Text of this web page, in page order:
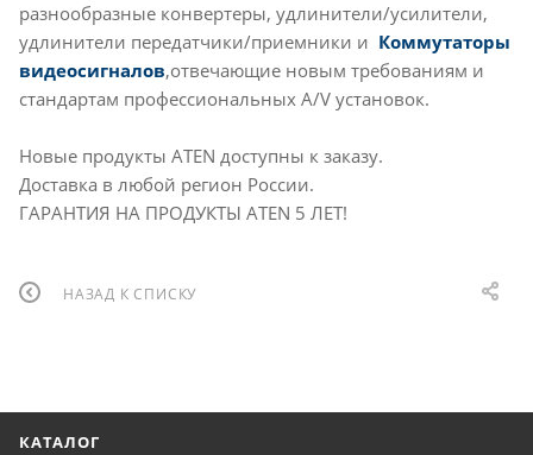
разнообразные конвертеры, удлинители/усилители,
удлинители передатчики/приемники и Коммутаторы
видеосигналов,отвечающие новым требованиям и
стандартам профессиональных A/V установок.
Новые продукты ATEN доступны к заказу.
Доставка в любой регион России.
ГАРАНТИЯ НА ПРОДУКТЫ ATEN 5 ЛЕТ!
НАЗАД К СПИСКУ
КАТАЛОГ